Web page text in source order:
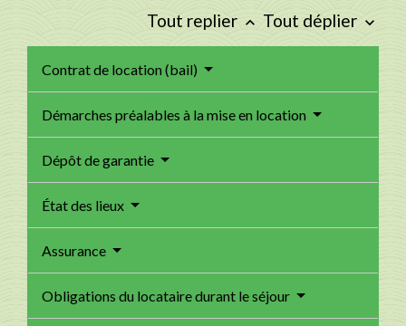
Tout replier keyboard_arrow_up Tout déplier keyboard_arrow_down
Contrat de location (bail)
Démarches préalables à la mise en location
Dépôt de garantie
État des lieux
Assurance
Obligations du locataire durant le séjour